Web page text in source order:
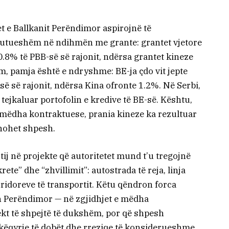
e Ballkanit Perëndimor aspirojnë të
në ndihmën me grante: grantet vjetore
të PBB-së së rajonit, ndërsa grantet kineze
pamja është e ndryshme: BE-ja çdo vit jepte
së rajonit, ndërsa Kina ofronte 1.2%. Në Serbi,
portofolin e kredive të BE-së. Kështu,
kontraktuese, prania kineze ka rezultuar
shpesh.
në projekte që autoritetet mund t’u tregojnë
dhe “zhvillimit”: autostrada të reja, linja
të transportit. Këtu qëndron forca
— në zgjidhjet e mëdha
të shpejtë të dukshëm, por që shpesh